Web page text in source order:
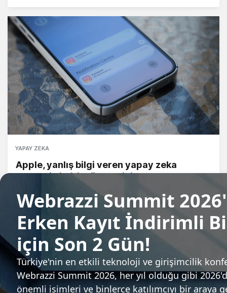
YAPAY ZEKA
Apple, yanlış bilgi veren yapay zeka
destekli bildirim özetlerini kapattı
Gözde Ulukan
Sıradaki haber